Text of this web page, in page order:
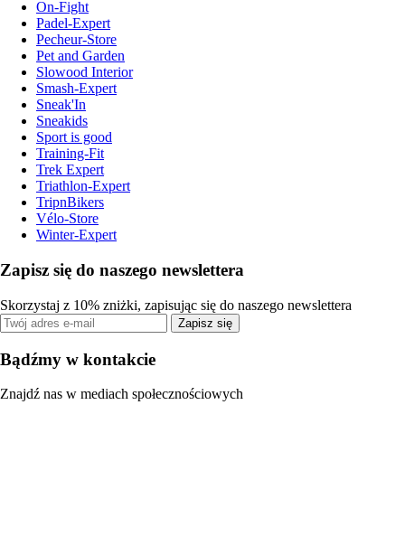
On-Fight
Padel-Expert
Pecheur-Store
Pet and Garden
Slowood Interior
Smash-Expert
Sneak'In
Sneakids
Sport is good
Training-Fit
Trek Expert
Triathlon-Expert
TripnBikers
Vélo-Store
Winter-Expert
Zapisz się do naszego newslettera
Skorzystaj z 10% zniżki, zapisując się do naszego newslettera
Zapisz się
Bądźmy w kontakcie
Znajdź nas w mediach społecznościowych